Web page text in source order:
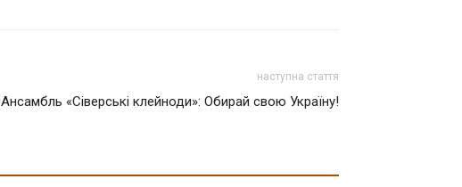
наступна стаття
Ансамбль «Сіверські клейноди»: Обирай свою Україну!